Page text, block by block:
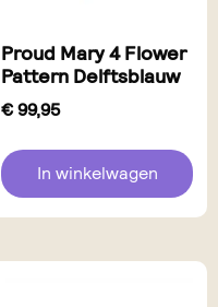
Proud Mary 4 Flower
Pattern Delftsblauw
€99,95
In winkelwagen